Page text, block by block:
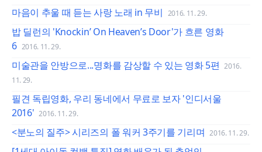
마음이 추울 때 듣는 사랑 노래 in 무비 2016. 11. 29.
밥 딜런의 'Knockin’ On Heaven’s Door'가 흐른 영화
6 2016. 11. 29.
미술관을 안방으로...명화를 감상할 수 있는 영화 5편 2016.
11. 29.
필견 독립영화, 우리 동네에서 무료로 보자 '인디서울
2016' 2016. 11. 29.
<분노의 질주> 시리즈의 폴 워커 3주기를 기리며 2016. 11. 29.